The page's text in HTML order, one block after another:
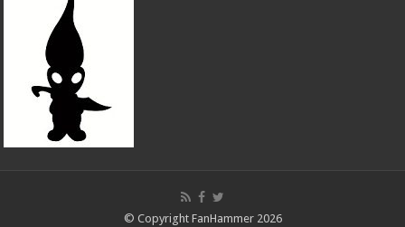
© Copyright FanHammer 2026